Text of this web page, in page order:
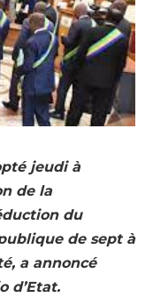
jeudi à
de la
du
de sept à
a annoncé
d’Etat.